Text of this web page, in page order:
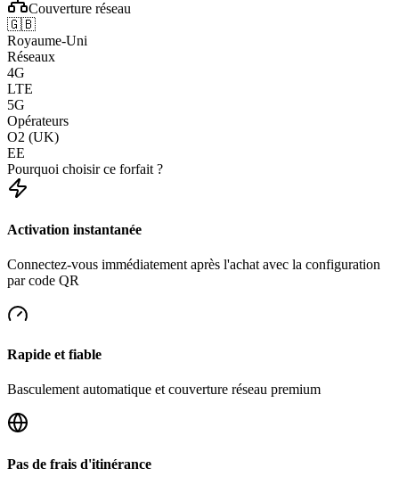
Couverture réseau
🇬🇧
Royaume-Uni
Réseaux
4G
LTE
5G
Opérateurs
O2 (UK)
EE
Pourquoi choisir ce forfait ?
Activation instantanée
Connectez-vous immédiatement après l'achat avec la configuration
par code QR
Rapide et fiable
Basculement automatique et couverture réseau premium
Pas de frais d'itinérance